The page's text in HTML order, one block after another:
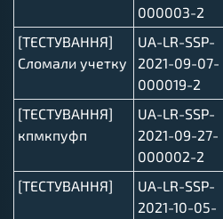
000003-2
[ТЕСТУВАННЯ]
Сломали учетку
UA-LR-SSP-
2021-09-07-
000019-2
[ТЕСТУВАННЯ]
кпмкпуфп
UA-LR-SSP-
2021-09-27-
000002-2
[ТЕСТУВАННЯ]
UA-LR-SSP-
2021-10-05-